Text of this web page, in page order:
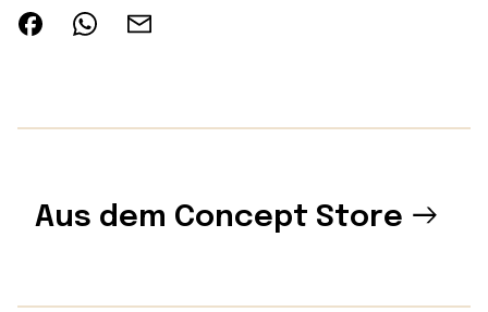
Aus dem Concept Store